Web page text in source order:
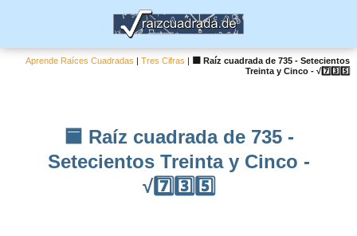
Aprende Raíces Cuadradas |Tres Cifras |
🟦 Raíz cuadrada de 735 - Setecientos
Treinta y Cinco - √7️⃣3️⃣5️⃣
🟦 Raíz cuadrada de 735 -
Setecientos Treinta y Cinco -
√7️⃣3️⃣5️⃣